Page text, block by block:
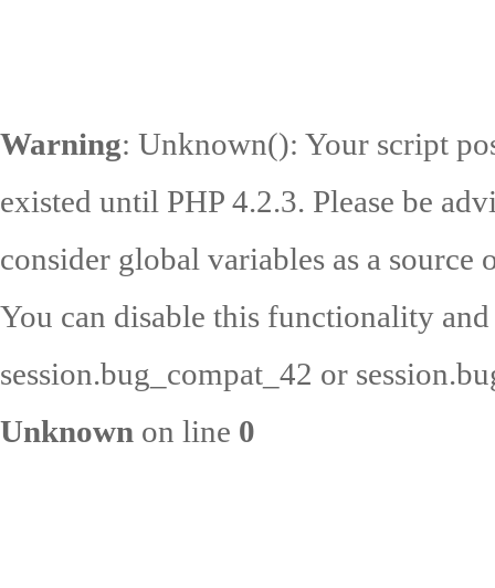
Warning: Unknown(): Your script
existed until PHP 4.2.3. Please be
consider global variables as a source
You can disable this functionality
session.bug_compat_42 or
Unknown on line 0